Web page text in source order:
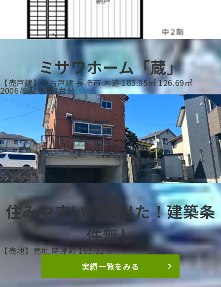
ミサワホーム「蔵」
【売戸建】中古戸建 長崎市木造183.95㎡ 126.69㎡
2006/6駐車場3台分
住みやすい町に出た！建築条
件無し
【売地】売地時津町163.82㎡
実績一覧をみる